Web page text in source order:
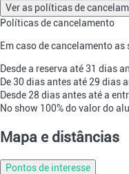
Ver as políticas de
Políticas de cancelamento
Em caso de cancelamento
Desde a reserva até 31 dias
De 30 dias antes até 29 dias
Desde 28 dias antes até a
No show 100% do valor do
Mapa e distâncias
Pontos de interesse